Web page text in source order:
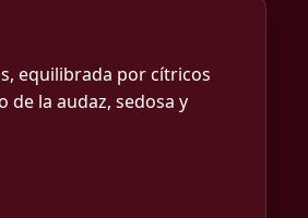
equilibrada por cítricos
la audaz, sedosa y